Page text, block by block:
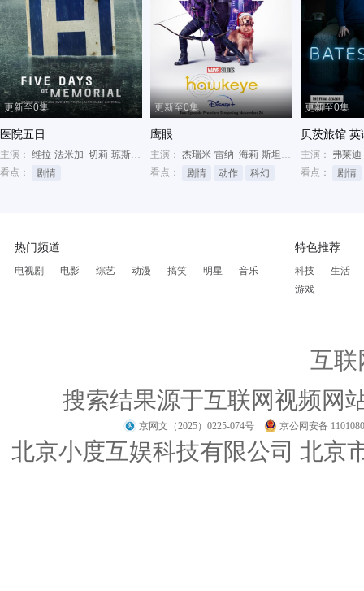
更新至0集
医院五日
主演： 维拉·法米加 切莉·琼斯 罗伯特·派恩
看点：
剧情
更新至0集
鹰眼
主演： 杰瑞米·雷纳 海莉·斯坦菲尔德
维拉·法米
看点：
剧情 动作 科幻
更新至0集
贝茨旅馆 英
主演： 弗莱迪
看点：
剧情
热门频道
电视剧 电影 综艺 动漫 搞笑 明星 音乐
特色推荐
科技
生活
游戏
互联
搜索结果源于互联网视频网
京网文（2025）0225-074号 京公网安备
北京小度互娱科技有限公司 北京